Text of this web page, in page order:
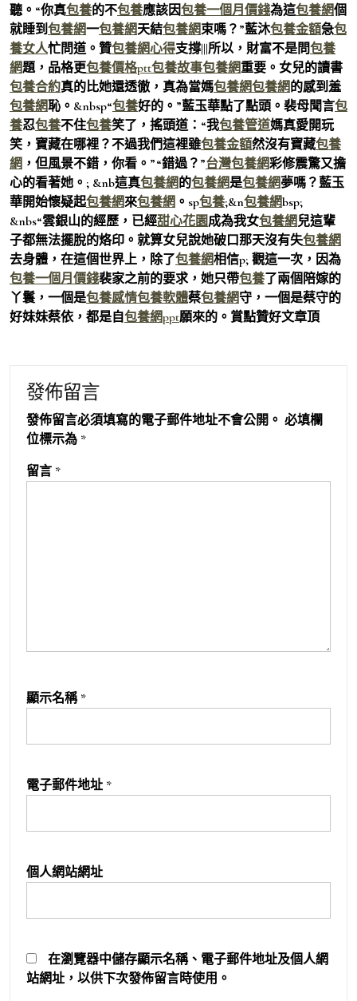
聽。“你真包養的不包養應該因包養一個月價錢為這包養網個
就睡到包養網一包養網天結包養網束嗎？”藍沐包養金額急包
養女人忙問道。贊包養網心得支撐|||所以，財富不是問包養
網題，品格更包養價格ptt包養故事包養網重要。女兒的讀書
包養合約真的比她還透徹，真為當媽包養網包養網的感到羞
包養網恥。&nbsp“包養好的。”藍玉華點了點頭。裴母聞言包
養忍包養不住包養笑了，搖頭道：“我包養管道媽真愛開玩
笑，寶藏在哪裡？不過我們這裡雖包養金額然沒有寶藏包養
網 ，但風景不錯，你看。”“錯過？”台灣包養網彩修震驚又擔
心的看著她。; &nb這真包養網的包養網是包養網夢嗎？藍玉
華開始懷疑起包養網來包養網 。sp包養;&n包養網bsp;
&nbs“雲銀山的經歷，已經甜心花園成為我女包養網 兒這輩
子都無法擺脫的烙印。就算女兒說她破口那天沒有失包養網
去身體，在這個世界上，除了包養網相信p; 觀這一次，因為
包養一個月價錢裴家之前的要求，她只帶包養了兩個陪嫁的
丫鬟，一個是包養感情包養軟體蔡包養網守，一個是蔡守的
好妹妹蔡依，都是自包養網ppt願來的。賞點贊好文章頂
發佈留言
發佈留言必須填寫的電子郵件地址不會公開。 必填欄
位標示為 *
留言 *
顯示名稱 *
電子郵件地址 *
個人網站網址
在瀏覽器中儲存顯示名稱、電子郵件地址及個人網
站網址，以供下次發佈留言時使用。